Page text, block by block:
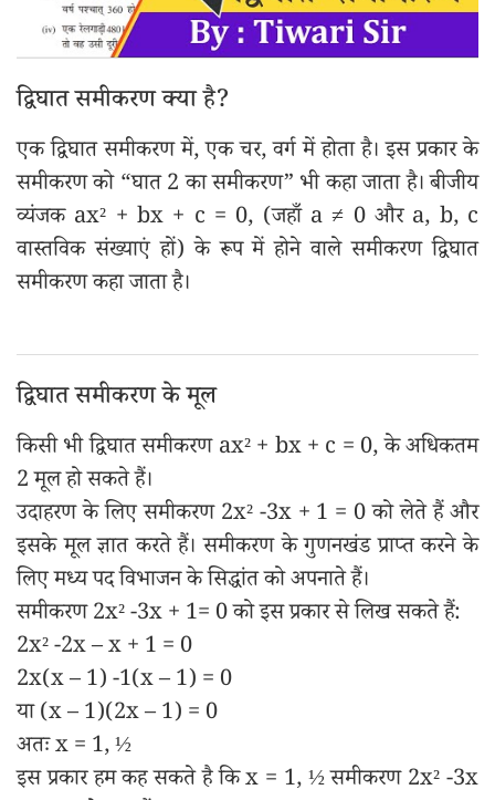
द्विघात समीकरण क्या है?
एक द्विघात समीकरण में, एक चर, वर्ग में होता है। इस प्रकार के
समीकरण को “घात 2 का समीकरण” भी कहा जाता है। बीजीय
व्यंजक ax² + bx + c = 0, (जहाँ a ≠ 0 और a, b, c
वास्तविक संख्याएं हों) के रूप में होने वाले समीकरण द्विघात
समीकरण कहा जाता है।
द्विघात समीकरण के मूल
किसी भी द्विघात समीकरण ax² + bx + c = 0, के अधिकतम
2 मूल हो सकते हैं।
उदाहरण के लिए समीकरण 2x² -3x + 1 = 0 को लेते हैं और
इसके मूल ज्ञात करते हैं। समीकरण के गुणनखंड प्राप्त करने के
लिए मध्य पद विभाजन के सिद्धांत को अपनाते हैं।
समीकरण 2x² -3x + 1= 0 को इस प्रकार से लिख सकते हैं:
2x² -2x – x + 1 = 0
2x(x – 1) -1(x – 1) = 0
या (x – 1)(2x – 1) = 0
अतः x = 1, ½
इस प्रकार हम कह सकते है कि x = 1, ½ समीकरण 2x² -3x